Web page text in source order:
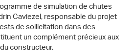
de simulation de chutes
Caviezel, responsable du projet
de sollicitation dans des
un complément précieux aux
constructeur.